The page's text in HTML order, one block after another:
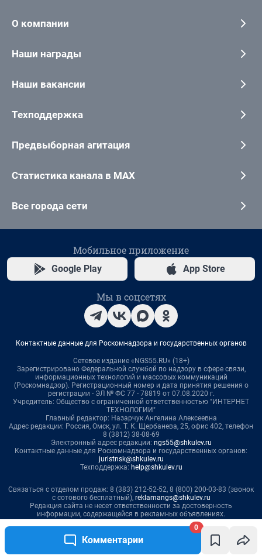
Комментарии
0
О компании
Наши награды
Наши вакансии
Техподдержка
Предвыборная агитация
Статистика канала в MAX
Все города сети
Мобильное приложение
Google Play App Store
Мы в соцсетях
Контактные данные для Роскомнадзора и государственных органов
Сетевое издание «NGS55.RU» (18+)
Зарегистрировано Федеральной службой по надзору в сфере связи,
информационных технологий и массовых коммуникаций
(Роскомнадзор). Регистрационный номер и дата принятия решения о
регистрации - ЭЛ № ФС 77 - 78819 от 07.08.2020 г.
Учредитель: Общество с ограниченной ответственностью "ИНТЕРНЕТ
ТЕХНОЛОГИИ"
Главный редактор: Назарчук Ангелина Алексеевна
Адрес редакции: Россия, Омск, ул. Т. К. Щербанева, 25, офис 402, телефон
8 (3812) 38-08-69
Электронный адрес редакции: ngs55@shkulev.ru
Контактные данные для Роскомнадзора и государственных органов:
juristnsk@shkulev.ru
Техподдержка: help@shkulev.ru
Связаться с отделом продаж: 8 (383) 212-52-52, 8 (800) 200-03-83 (звонок
с сотового бесплатный), reklamangs@shkulev.ru
Редакция сайта не несет ответственности за достоверность
информации, содержащейся в рекламных объявлениях.
Политика использования cookies